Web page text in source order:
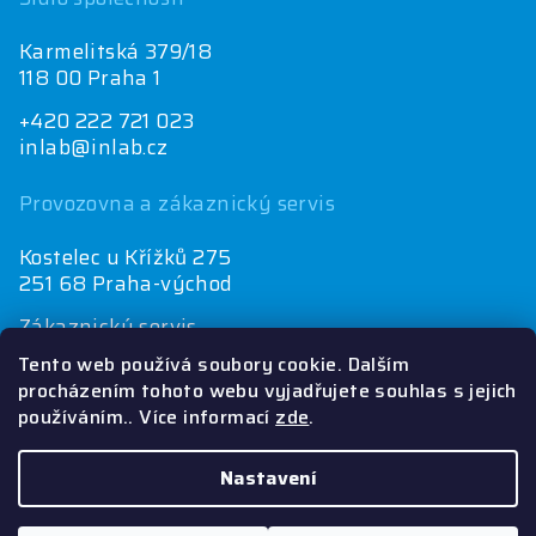
Tento web používá soubory cookie. Dalším
procházením tohoto webu vyjadřujete souhlas s jejich
používáním.. Více informacízde.
Nastavení
Karmelitská 379/18
118 00 Praha 1
+420 222 721 023
inlab@inlab.cz
Provozovna a zákaznický servis
Kostelec u Křížků 275
251 68 Praha-východ
Zákaznický servis
+420 222 721 025
objednávky@inlab.cz
Ekonomické oddělení
+420 222 721 023